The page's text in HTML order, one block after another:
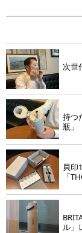
次世
持つ
瓶」
貝印
「
ル」